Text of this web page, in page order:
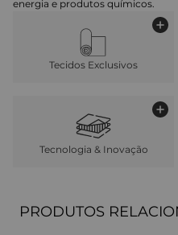
energia e produtos químicos.
Tecidos Exclusivos
Tecnologia & Inovação
PRODUTOS